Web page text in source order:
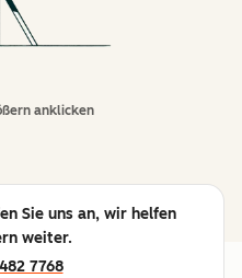
anklicken
Sie uns an, wir helfen
weiter.
7768